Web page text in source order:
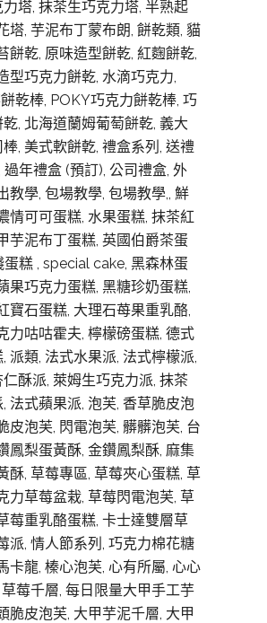
塔, 抹茶生巧克力塔, 半熟起
塔, 芋泥布丁蒙布朗, 餅乾類, 貓
餅乾, 原味造型餅乾, 紅麴餅乾,
型巧克力餅乾, 水滴巧克力,
乾棒, POKY巧克力餅乾棒, 巧
, 北海道蘭姆葡萄餅乾, 義大
, 美式軟餅亁, 禮盒系列, 送禮
過年禮盒 (預訂), 公司禮盒, 外
教學, 包場教學, 包場教學,, 鮮
情可可蛋糕, 水果蛋糕, 抹茶紅
芋泥布丁蛋糕, 英國伯爵茶蛋
蛋糕 , special cake, 黑森林蛋
果巧克力蛋糕, 黑糖珍奶蛋糕,
寶石蛋糕, 大理石苺果重乳酪,
力咕咕霍夫, 檸檬磅蛋糕, 德式
派類, 法式水果派, 法式檸檬派,
酥派, 萊姆生巧克力派, 抹茶
法式蘋果派, 泡芙, 香草脆皮泡
皮泡芙, 閃電泡芙, 髒髒泡芙, 台
鳳梨蛋黃酥, 金鑽鳳梨酥, 麻集
酥, 草莓專區, 草莓夾心蛋糕, 草
力草莓盆栽, 草莓閃電泡芙, 草
莓重乳酪蛋糕, 卡士達雙層草
派, 情人節系列, 巧克力棉花糖
卡龍, 榛心泡芙, 心有所屬, 心心
莓千層, 每日限量大甲手工芋
脆皮泡芙, 大甲芋泥千層, 大甲